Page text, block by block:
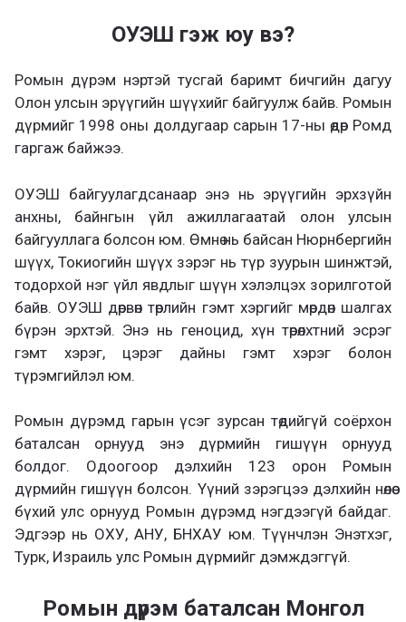
ОУЭШ гэж юу вэ?
Ромын дүрэм нэртэй тусгай баримт бичгийн дагуу
Олон улсын эрүүгийн шүүхийг байгуулж байв. Ромын
дүрмийг 1998 оны долдугаар сарын 17-ны өдөр Ромд
гаргаж байжээ.
ОУЭШ байгуулагдсанаар энэ нь эрүүгийн эрхзүйн
анхны, байнгын үйл ажиллагаатай олон улсын
байгууллага болсон юм. Өмнө нь байсан Нюрнбергийн
шүүх, Токиогийн шүүх зэрэг нь түр зуурын шинжтэй,
тодорхой нэг үйл явдлыг шүүн хэлэлцэх зорилготой
байв. ОУЭШ дөрвөн төрлийн гэмт хэргийг мөрдөн шалгах
бүрэн эрхтэй. Энэ нь геноцид, хүн төрөлхтний эсрэг
гэмт хэрэг, цэрэг дайны гэмт хэрэг болон
түрэмгийлэл юм.
Ромын дүрэмд гарын үсэг зурсан төдийгүй соёрхон
баталсан орнууд энэ дүрмийн гишүүн орнууд
болдог. Одоогоор дэлхийн 123 орон Ромын
дүрмийн гишүүн болсон. Үүний зэрэгцээ дэлхийн нөлөө
бүхий улс орнууд Ромын дүрэмд нэгдээгүй байдаг.
Эдгээр нь ОХУ, АНУ, БНХАУ юм. Түүнчлэн Энэтхэг,
Турк, Израиль улс Ромын дүрмийг дэмждэггүй.
Ромын дүрэм баталсан Монгол